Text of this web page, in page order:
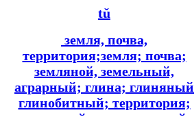
tǔ
земля, почва,
территория;земля; почва;
земляной, земельный,
аграрный; глина; глиняный
глинобитный; территория;